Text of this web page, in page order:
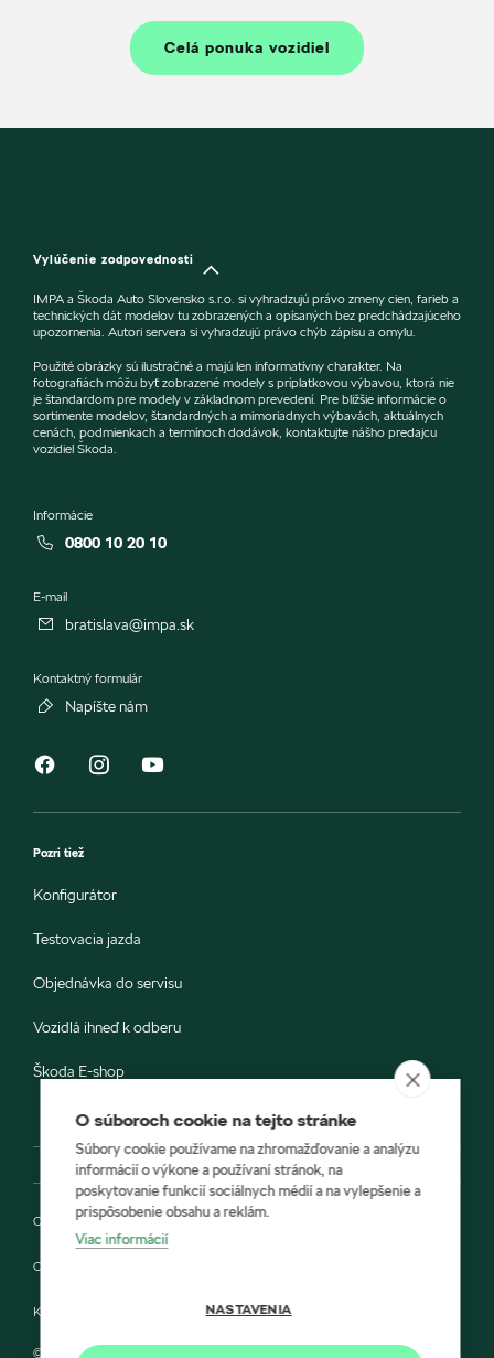
Celá ponuka vozidiel
Vylúčenie zodpovednosti
IMPA a Škoda Auto Slovensko s.r.o. si vyhradzujú právo zmeny cien, farieb a
technických dát modelov tu zobrazených a opísaných bez predchádzajúceho
upozornenia. Autori servera si vyhradzujú právo chýb zápisu a omylu.
Použité obrázky sú ilustračné a majú len informatívny charakter. Na
fotografiách môžu byť zobrazené modely s príplatkovou výbavou, ktorá nie
je štandardom pre modely v základnom prevedení. Pre bližšie informácie o
sortimente modelov, štandardných a mimoriadnych výbavách, aktuálnych
cenách, podmienkach a termínoch dodávok, kontaktujte nášho predajcu
vozidiel Škoda.
Informácie
0800 10 20 10
E-mail
bratislava@impa.sk
Kontaktný formulár
Napíšte nám
Pozri tiež
Konfigurátor
Testovacia jazda
Objednávka do servisu
Vozidlá ihneď k odberu
Škoda E-shop
Ochrana osobných údajov
Cookies
Kontakt
© 2022 IMPA a Škoda Auto Slovensko s.r.o.
O súboroch cookie na tejto stránke
Súbory cookie používame na zhromažďovanie a analýzu
informácií o výkone a používaní stránok, na
poskytovanie funkcií sociálnych médií a na vylepšenie a
prispôsobenie obsahu a reklám.
Viac informácií
NASTAVENIA